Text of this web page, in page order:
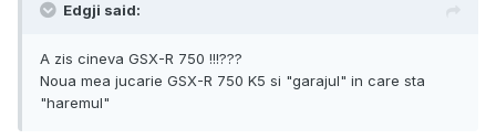
Edgji said:
A zis cineva GSX-R 750 !!!???
Noua mea jucarie GSX-R 750 K5 si "garajul" in care sta
"haremul"